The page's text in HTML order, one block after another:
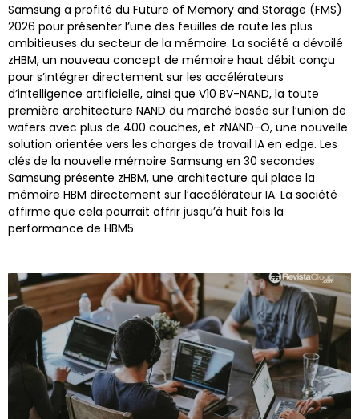
Samsung a profité du Future of Memory and Storage (FMS)
2026 pour présenter l’une des feuilles de route les plus
ambitieuses du secteur de la mémoire. La société a dévoilé
zHBM, un nouveau concept de mémoire haut débit conçu
pour s’intégrer directement sur les accélérateurs
d’intelligence artificielle, ainsi que V10 BV-NAND, la toute
première architecture NAND du marché basée sur l’union de
wafers avec plus de 400 couches, et zNAND-O, une nouvelle
solution orientée vers les charges de travail IA en edge. Les
clés de la nouvelle mémoire Samsung en 30 secondes
Samsung présente zHBM, une architecture qui place la
mémoire HBM directement sur l’accélérateur IA. La société
affirme que cela pourrait offrir jusqu’à huit fois la
performance de HBM5